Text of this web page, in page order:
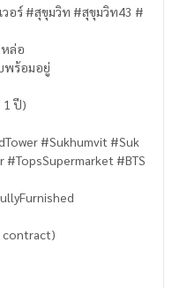
วอร์ #สุขุมวิท #สุขุมวิท43 #
ล่อ
พร้อมอยู่
1 ปี)
#Sukhumvit #Suk
#BTS
contract)